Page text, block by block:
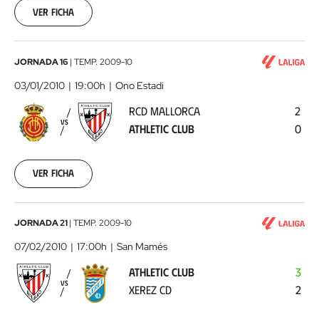
19
00:00:00
Ver ficha
RCD
Mallorca
Athletic
Club2010-
03
00:00:00
JORNADA 16 | TEMP. 2009-10
03/01/2010 19:00h Ono Estadi
VS
RCD MALLORCA
ATHLETIC CLUB
2
0
Ver ficha
Athletic
Club
-
Xerez
CD2010-
JORNADA 21| TEMP. 2009-10
07/02/2010 17:00h San Mamés
VS
ATHLETIC CLUB
XEREZ CD
3
2